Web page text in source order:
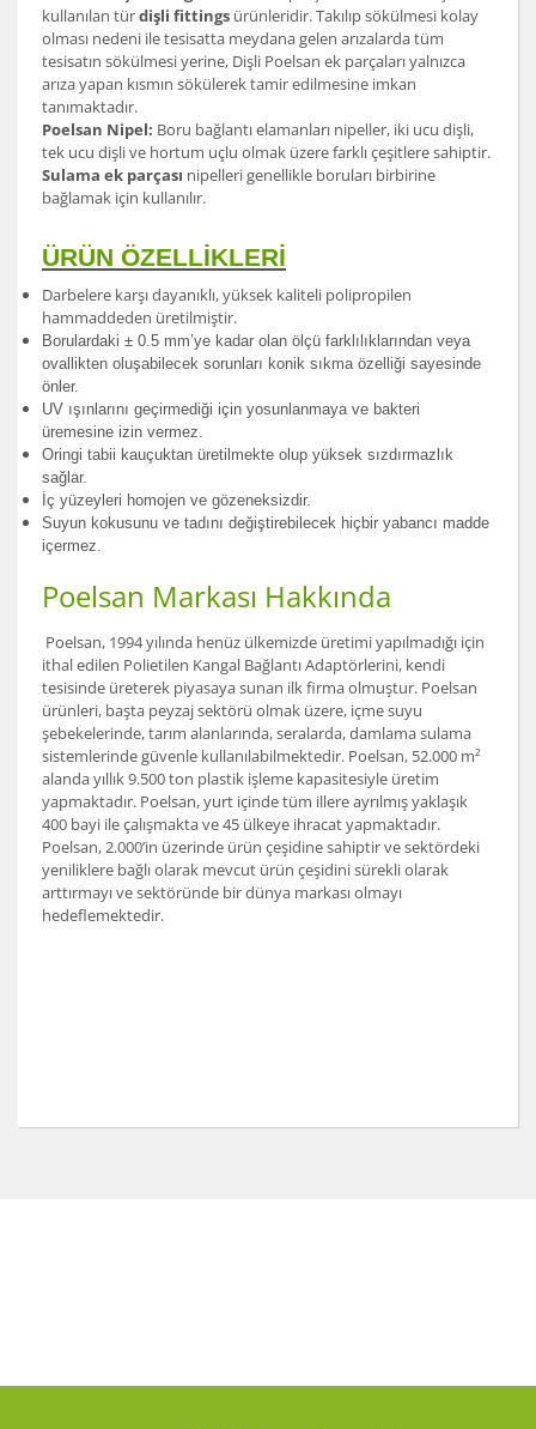
kullanılan türdişli fittings ürünleridir. Takılıp sökülmesi kolay
olması nedeni ile tesisatta meydana gelen arızalarda tüm
tesisatın sökülmesi yerine, Dişli Poelsan ek parçaları yalnızca
arıza yapan kısmın sökülerek tamir edilmesine imkan
tanımaktadır.
Poelsan Nipel: Boru bağlantı elamanları nipeller, iki ucu dişli,
tek ucu dişli ve hortum uçlu olmak üzere farklı çeşitlere sahiptir.
Sulama ek parçası nipelleri genellikle boruları birbirine
bağlamak için kullanılır.
ÜRÜN ÖZELLİKLERİ
Darbelere karşı dayanıklı, yüksek kaliteli polipropilen
hammaddeden üretilmiştir.
Borulardaki ± 0.5 mm’ye kadar olan ölçü farklılıklarından veya
ovallikten oluşabilecek sorunları konik sıkma özelliği sayesinde
önler.
UV ışınlarını geçirmediği için yosunlanmaya ve bakteri
üremesine izin vermez.
Oringi tabii kauçuktan üretilmekte olup yüksek sızdırmazlık
sağlar.
İç yüzeyleri homojen ve gözeneksizdir.
Suyun kokusunu ve tadını değiştirebilecek hiçbir yabancı madde
içermez.
Poelsan Markası Hakkında
Poelsan, 1994 yılında henüz ülkemizde üretimi yapılmadığı için
ithal edilen Polietilen Kangal Bağlantı Adaptörlerini, kendi
tesisinde üreterek piyasaya sunan ilk firma olmuştur. Poelsan
ürünleri, başta peyzaj sektörü olmak üzere, içme suyu
şebekelerinde, tarım alanlarında, seralarda, damlama sulama
sistemlerinde güvenle kullanılabilmektedir. Poelsan, 52.000 m²
alanda yıllık 9.500 ton plastik işleme kapasitesiyle üretim
yapmaktadır. Poelsan, yurt içinde tüm illere ayrılmış yaklaşık
400 bayi ile çalışmakta ve 45 ülkeye ihracat yapmaktadır.
Poelsan, 2.000’in üzerinde ürün çeşidine sahiptir ve sektördeki
yeniliklere bağlı olarak mevcut ürün çeşidini sürekli olarak
arttırmayı ve sektöründe bir dünya markası olmayı
hedeflemektedir.
Ürün fiyatı diğer sitelerden daha pahalı.